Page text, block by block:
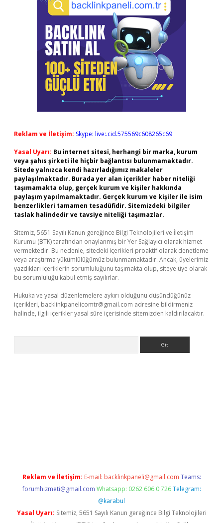
Reklam ve İletişim: Skype: live:.cid.575569c608265c69
Yasal Uyarı: Bu internet sitesi, herhangi bir marka, kurum
veya şahıs şirketi ile hiçbir bağlantısı bulunmamaktadır.
Sitede yalnızca kendi hazırladığımız makaleler
paylaşılmaktadır. Burada yer alan içerikler haber niteliği
taşımamakta olup, gerçek kurum ve kişiler hakkında
paylaşım yapılmamaktadır. Gerçek kurum ve kişiler ile isim
benzerlikleri tamamen tesadüfidir. Sitemizdeki bilgiler
taslak halindedir ve tavsiye niteliği taşımazlar.
Sitemiz, 5651 Sayılı Kanun gereğince Bilgi Teknolojileri ve İletişim
Kurumu (BTK) tarafından onaylanmış bir Yer Sağlayıcı olarak hizmet
vermektedir. Bu nedenle, sitedeki içerikleri proaktif olarak denetleme
veya araştırma yükümlülüğümüz bulunmamaktadır. Ancak, üyelerimiz
yazdıkları içeriklerin sorumluluğunu taşımakta olup, siteye üye olarak
bu sorumluluğu kabul etmiş sayılırlar.
Hukuka ve yasal düzenlemelere aykırı olduğunu düşündüğünüz
içerikleri, backlinkpanelicomtr@gmail.com adresine bildirmeniz
halinde, ilgili içerikler yasal süre içerisinde sitemizden kaldırılacaktır.
Reklam ve İletişim: E-mail: backlinkpaneli@gmail.com Teams:
forumhizmeti@gmail.com Whatsapp: 0262 606 0 726 Telegram:
@karabul
Yasal Uyarı: Sitemiz, 5651 Sayılı Kanun gereğince Bilgi Teknolojileri